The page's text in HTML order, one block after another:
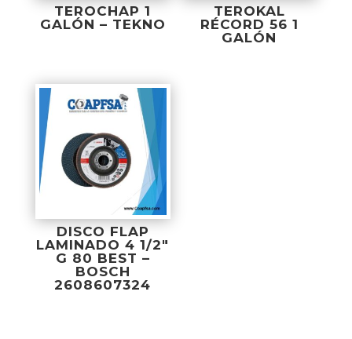
TEROCHAP 1
GALÓN – TEKNO
TEROKAL
RÉCORD 56 1
GALÓN
DISCO FLAP
LAMINADO 4 1/2″
G 80 BEST –
BOSCH
2608607324